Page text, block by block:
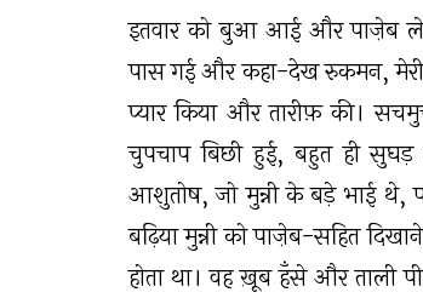
इतवार को बुआ आई और पाज़ेब ले
पास गई और कहा-देख रुकमन,
प्यार किया और तारीफ़ की।
चुपचाप बिछी हुई, बहुत ही
आशुतोष, जो मुन्नी के बड़े भाई थे,
बढ़िया मुन्नी को पाज़ेब-सहित
होता था। वह ख़ूब हँसे और ताली